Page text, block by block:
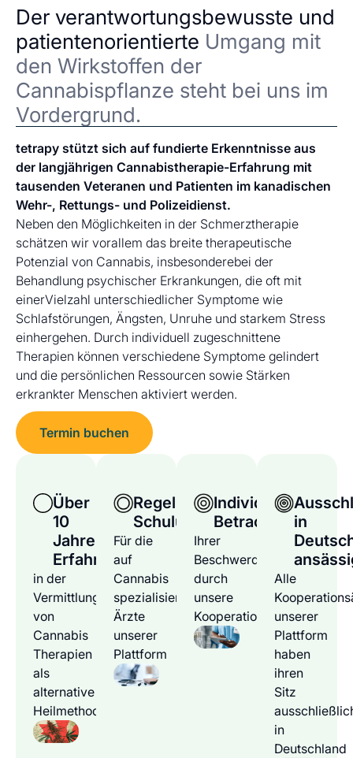
Der verantwortungsbewusste und
patientenorientierte Umgang mit
den Wirkstoffen der
Cannabispflanze steht bei uns im
Vordergrund.
tetrapy stützt sich auf fundierte Erkenntnisse aus
der langjährigen Cannabistherapie-Erfahrung mit
tausenden Veteranen und Patienten im kanadischen
Wehr-, Rettungs- und Polizeidienst.
Neben den Möglichkeiten in der Schmerztherapie
schätzen wir vorallem das breite therapeutische
Potenzial von Cannabis, insbesonderebei der
Behandlung psychischer Erkrankungen, die oft mit
einerVielzahl unterschiedlicher Symptome wie
Schlafstörungen, Ängsten, Unruhe und starkem Stress
einhergehen. Durch individuell zugeschnittene
Therapien können verschiedene Symptome gelindert
und die persönlichen Ressourcen sowie Stärken
erkrankter Menschen aktiviert werden.
Termin buchen
Über
10
Jahre
Erfahrung
in der
Vermittlung
von
Cannabis
Therapien
als
alternative
Heilmethode
Regelmäßige
Schulungen
Für die
auf
Cannabis
spezialisierten
Ärzte
unserer
Plattform
Individuelle
Betrachtung
Ihrer
Beschwerden
durch
unsere
Kooperationsärzte
in
Alle
unserer
Plattform
haben
ihren
Sitz
in
Deutschland